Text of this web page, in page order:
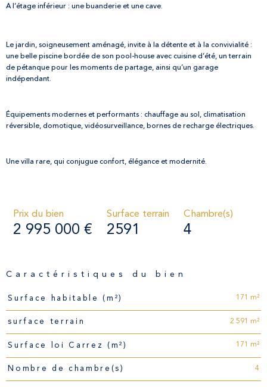
A l’étage inférieur : une buanderie et une cave.
Le jardin, soigneusement aménagé, invite à la détente et à la convivialité :
une belle piscine bordée de son pool-house avec cuisine d’été, un terrain
de pétanque pour les moments de partage, ainsi qu’un garage
indépendant.
Équipements modernes et performants : chauffage au sol, climatisation
réversible, domotique, vidéosurveillance, bornes de recharge électriques.
Une villa rare, qui conjugue confort, élégance et modernité.
Prix du bien
2 995 000 €
Surface terrain
2591
Chambre(s)
4
Caractéristiques du bien
Caractéristiques Valeurs
Surface habitable (m²) 171 m²
surface terrain 2 591 m²
Surface loi Carrez (m²) 171 m²
Nombre de chambre(s) 4